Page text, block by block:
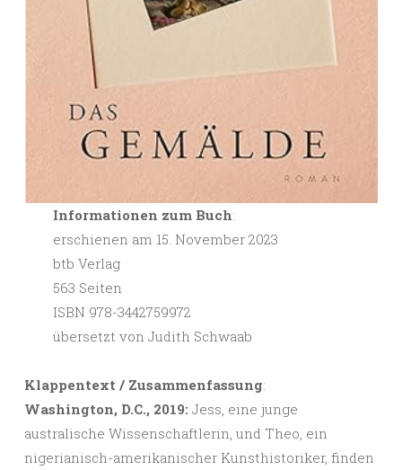
Informationen zum Buch:
erschienen am 15. November 2023
btb Verlag
563 Seiten
ISBN 978-3442759972
übersetzt von Judith Schwaab
Klappentext / Zusammenfassung:
Washington, D.C., 2019: Jess, eine junge
australische Wissenschaftlerin, und Theo, ein
nigerianisch-amerikanischer Kunsthistoriker, finden